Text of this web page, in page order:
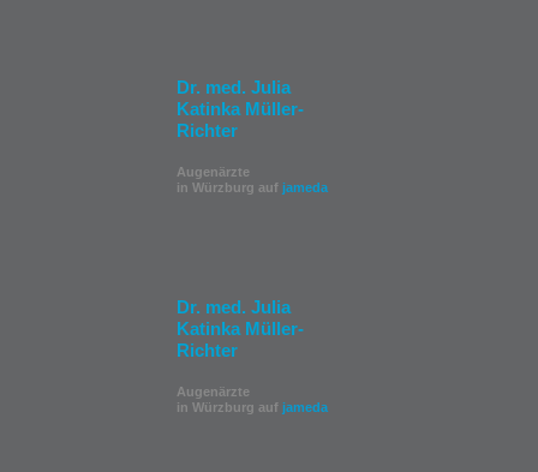
Dr. med. Julia
Katinka Müller-
Richter
Augenärzte
in Würzburg auf jameda
Dr. med. Julia
Katinka Müller-
Richter
Augenärzte
in Würzburg auf jameda